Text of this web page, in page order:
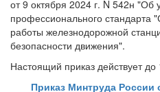
от 9 октября 2024 г. N 542н "Об
профессионального стандарта
работы железнодорожной
безопасности движения".
Настоящий приказ действует до
Приказ Минтруда России